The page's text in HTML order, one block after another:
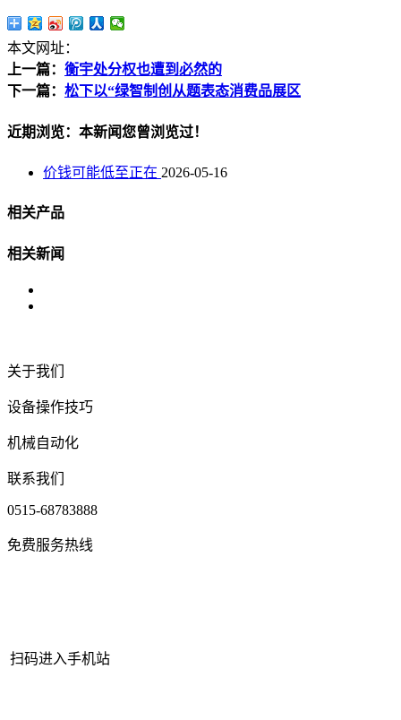
本文网址：
上一篇： 衡宇处分权也遭到必然的
下一篇： 松下以“绿智制创从题表态消费品展区
近期浏览：本新闻您曾浏览过！
价钱可能低至正在 2026-05-16
相关产品
相关新闻
关于我们
设备操作技巧
机械自动化
联系我们
0515-68783888
免费服务热线
扫码进入手机站